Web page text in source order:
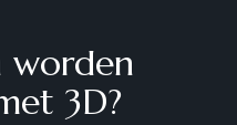
worden
3D?